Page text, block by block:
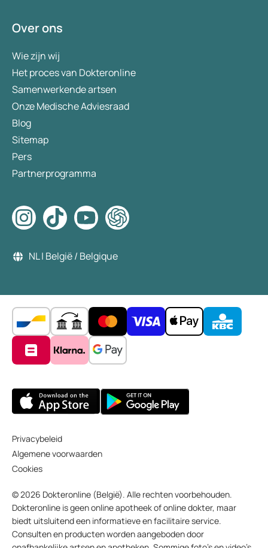
Over ons
Wie zijn wij
Het proces van Dokteronline
Samenwerkende artsen
Onze Medische Adviesraad
Blog
Sitemap
Pers
Partnerprogramma
NL | België / Belgique
Privacybeleid
Algemene voorwaarden
Cookies
© 2026 Dokteronline (België). Alle rechten voorbehouden.
Dokteronline is geen online apotheek of online dokter, maar
biedt uitsluitend een informatieve en facilitaire service.
Consulten en producten worden aangeboden door